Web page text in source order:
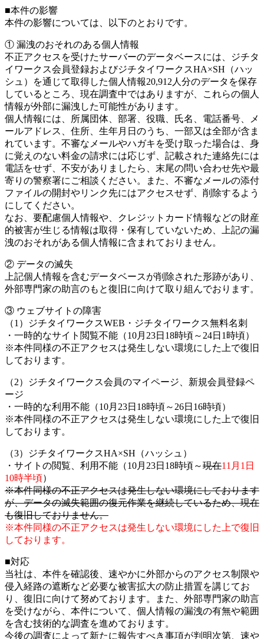
■本件の影響
本件の影響については、以下のとおりです。
① 漏洩のおそれのある個人情報
不正アクセスを受けたサーバーのデータベースには、ジチタ
イワークス会員登録およびジチタイワークスHA×SH（ハッ
シュ）を通じて取得した個人情報20,912人分のデータを保存
しているところ、現在調査中ではありますが、これらの個人
情報が外部に漏洩した可能性があります。
個人情報には、所属団体、部署、役職、氏名、電話番号、メ
ールアドレス、住所、生年月日のうち、一部又は全部が含ま
れています。不審なメールやハガキを受け取った場合は、身
に覚えのない料金の請求には応じず、記載された連絡先には
電話をせず、不安がありましたら、末尾の問い合わせ先や最
寄りの警察署にご相談ください。また、不審なメールの添付
ファイルの開封やリンク先にはアクセスせず、削除するよう
にしてください。
なお、要配慮個人情報や、クレジットカード情報などの財産
的被害が生じる情報は取得・保有していないため、上記の漏
洩のおそれがある個人情報に含まれておりません。
② データの滅失
上記個人情報を含むデータベースが削除された形跡があり、
外部専門家の助言のもと復旧に向けて取り組んでおります。
③ ウェブサイトの障害
（1）ジチタイワークスWEB・ジチタイワークス無料名刺
・一時的なサイト閲覧不能（10月23日18時頃～24日1時頃）
※本件同様の不正アクセスは発生しない環境にした上で復旧
しております。
（2）ジチタイワークス会員のマイページ、新規会員登録ペ
ージ
・一時的な利用不能（10月23日18時頃～26日16時頃）
※本件同様の不正アクセスは発生しない環境にした上で復旧
しております。
（3）ジチタイワークスHA×SH（ハッシュ）
・サイトの閲覧、利用不能（10月23日18時頃～現在11月1日
10時半頃）
※本件同様の不正アクセスは発生しない環境にしております
が、データの滅失範囲の復元作業を継続しているため、現在
も復旧しておりません。
※本件同様の不正アクセスは発生しない環境にした上で復旧
しております。
■対応
当社は、本件を確認後、速やかに外部からのアクセス制限や
侵入経路の遮断など必要な被害拡大の防止措置を講じてお
り、復旧に向けて努めております。また、外部専門家の助言
を受けながら、本件について、個人情報の漏洩の有無や範囲
を含む技術的な調査を進めております。
今後の調査によって新たに報告すべき事項が判明次第、速や